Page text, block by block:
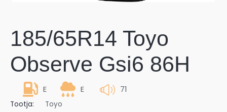
185/65R14 Toyo
Observe Gsi6 86H
E E 71
Tootja: Toyo